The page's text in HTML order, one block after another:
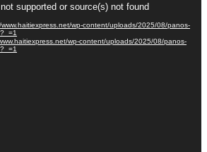
supported or source(s) not found
wp-content/uploads/2025/08/panos-
wp-content/uploads/2025/08/panos-